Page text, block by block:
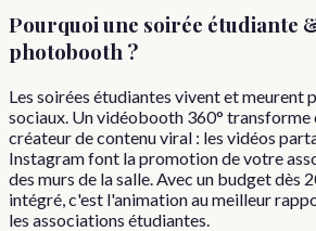
Pourquoi une soirée étudiante
photobooth ?
Les soirées étudiantes vivent et meurent
sociaux. Un vidéobooth 360°
créateur de contenu viral : les vidéos
Instagram font la promotion de votre
des murs de la salle. Avec un budget dès
intégré, c'est l'animation au meilleur
les associations étudiantes.